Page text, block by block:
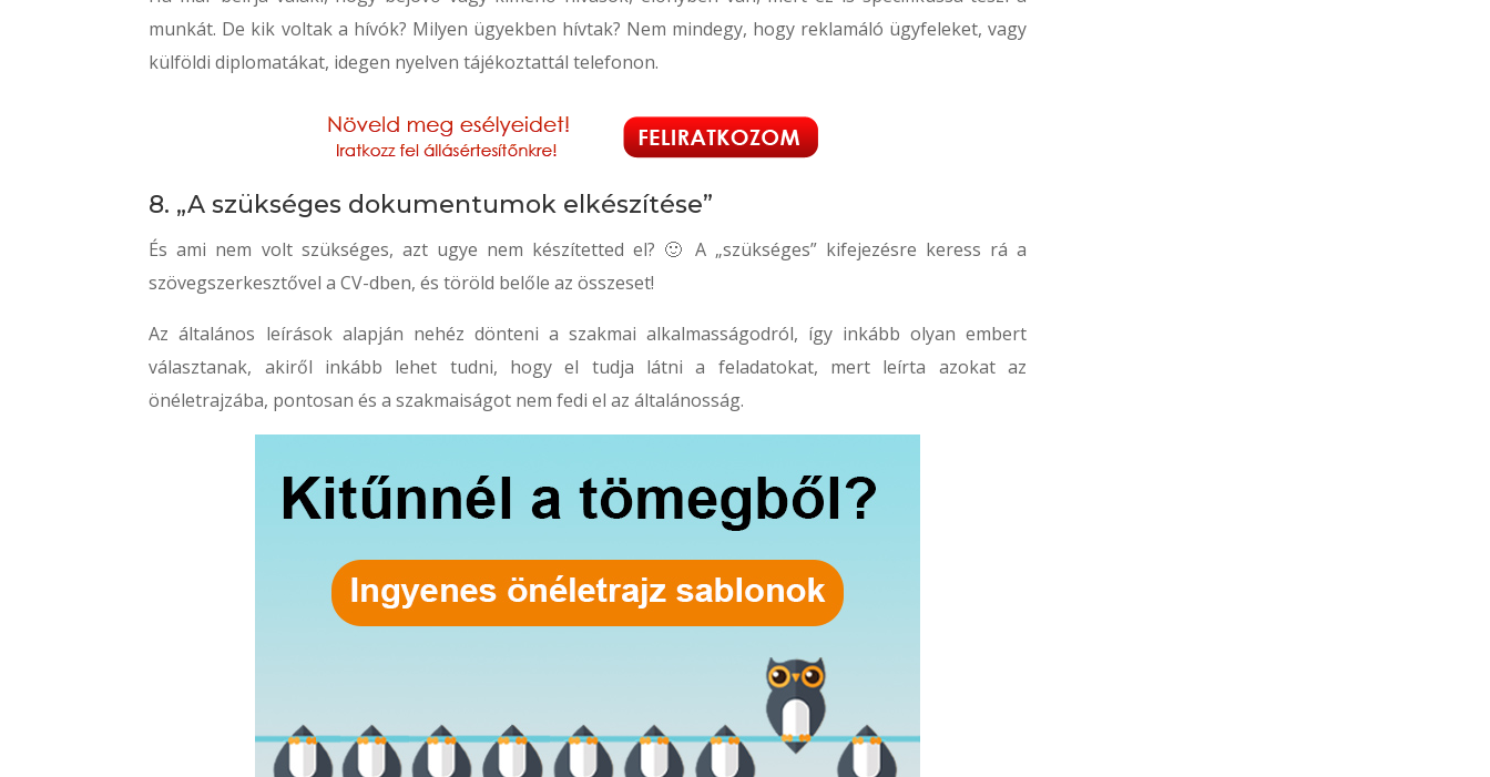
munkát. De kik voltak a hívók? Milyen ügyekben hívtak? Nem mindegy, hogy reklamáló ügyfeleket, vagy
külföldi diplomatákat, idegen nyelven tájékoztattál telefonon.
8. „A szükséges dokumentumok elkészítése”
És ami nem volt szükséges, azt ugye nem készítetted el? 🙂 A „szükséges” kifejezésre keress rá a
szövegszerkesztővel a CV-dben, és töröld belőle az összeset!
Az általános leírások alapján nehéz dönteni a szakmai alkalmasságodról, így inkább olyan embert
választanak, akiről inkább lehet tudni, hogy el tudja látni a feladatokat, mert leírta azokat az
önéletrajzába, pontosan és a szakmaiságot nem fedi el az általánosság.